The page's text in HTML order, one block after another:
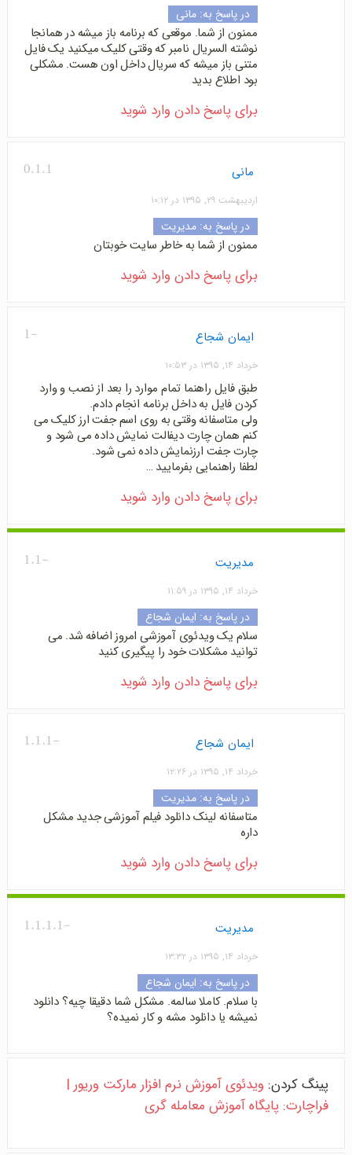
در پاسخ به: مانی
ممنون از شما. موقعی که برنامه باز میشه در همانجا
نوشته السریال نامبر که وقتی کلیک میکنید یک فایل
متنی باز میشه که سریال داخل اون هست. مشکلی
بود اطلاع بدید
برای پاسخ دادن وارد شوید
0.1.1 مانی
اردیبهشت ۲۹, ۱۳۹۵ در ۱۰:۱۲
در پاسخ به: مدیریت
ممنون از شما به خاطر سایت خوبتان
برای پاسخ دادن وارد شوید
-1 ایمان شجاع
خرداد ۱۴, ۱۳۹۵ در ۱۰:۵۳
طبق فایل راهنما تمام موارد را بعد از نصب و وارد
کردن فایل به داخل برنامه انجام دادم.
ولی متاسفانه وقتی به روی اسم جفت ارز کلیک می
کنم همان چارت دیفالت نمایش داده می شود و
چارت جفت ارزنمایش داده نمی شود.
لطفا راهنمایی بفرمایید …
برای پاسخ دادن وارد شوید
-1.1 مدیریت
خرداد ۱۴, ۱۳۹۵ در ۱۱:۵۹
در پاسخ به: ایمان شجاع
سلام یک ویدئوی آموزشی امروز اضافه شد. می
توانید مشکلات خود را پیگیری کنید
برای پاسخ دادن وارد شوید
-1.1.1 ایمان شجاع
خرداد ۱۴, ۱۳۹۵ در ۱۲:۲۶
در پاسخ به: مدیریت
متاسفانه لینک دانلود فیلم آموزشی جدید مشکل
داره
برای پاسخ دادن وارد شوید
-1.1.1.1 مدیریت
خرداد ۱۴, ۱۳۹۵ در ۱۳:۳۲
در پاسخ به: ایمان شجاع
با سلام. کاملا سالمه. مشکل شما دقیقا چیه؟ دانلود
نمیشه یا دانلود مشه و کار نمیده؟
پینگ کردن: ویدئوی آموزش نرم افزار مارکت وریور |
فراچارت: پایگاه آموزش معامله گری